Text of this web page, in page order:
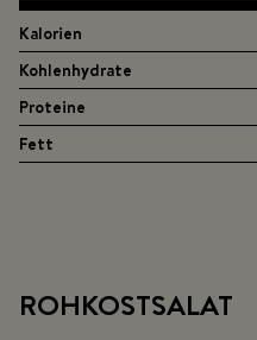
Kalorien
Kohlenhydrate
Proteine
Fett
ROHKOSTSALAT